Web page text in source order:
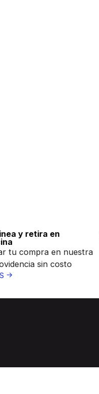
y retira en
tu compra en nuestra
sin costo